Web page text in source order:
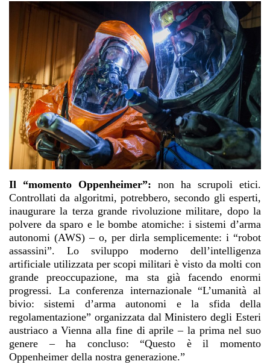
Il “momento Oppenheimer”: non ha scrupoli etici.
Controllati da algoritmi, potrebbero, secondo gli esperti,
inaugurare la terza grande rivoluzione militare, dopo la
polvere da sparo e le bombe atomiche: i sistemi d’arma
autonomi (AWS) – o, per dirla semplicemente: i “robot
assassini”. Lo sviluppo moderno dell’intelligenza
artificiale utilizzata per scopi militari è visto da molti con
grande preoccupazione, ma sta già facendo enormi
progressi. La conferenza internazionale “L’umanità al
bivio: sistemi d’arma autonomi e la sfida della
regolamentazione” organizzata dal Ministero degli Esteri
austriaco a Vienna alla fine di aprile – la prima nel suo
genere – ha concluso: “Questo è il momento
Oppenheimer della nostra generazione.”